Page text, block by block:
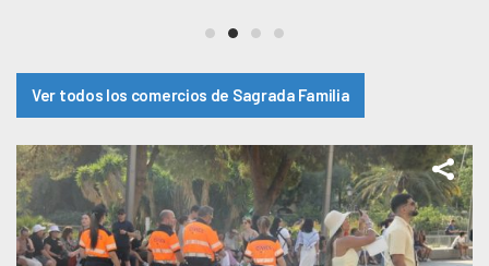
Ver todos los comercios de Sagrada Familia